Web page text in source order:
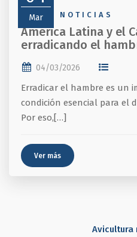
Mar
NEWS NOTICIAS
América Latina y el
erradicando el
04/03/2026
Erradicar el hambre es un
condición esencial para el
Por eso,[…]
Ver más
Avicultura